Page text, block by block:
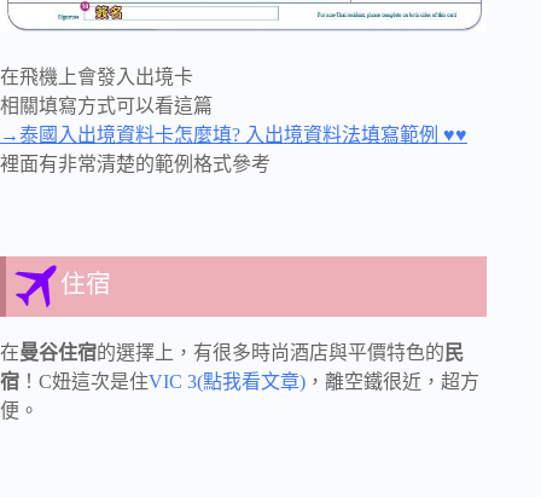
在飛機上會發入出境卡
相關填寫方式可以看這篇
→泰國入出境資料卡怎麼填? 入出境資料法填寫範例 ♥♥
裡面有非常清楚的範例格式參考
住宿
在曼谷住宿的選擇上，有很多時尚酒店與平價特色的 民
宿 ！C妞這次是住VIC 3(點我看文章) ，離空鐵很近，超方
便。